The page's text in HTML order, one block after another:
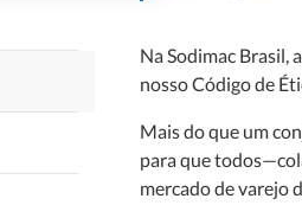
Na Sodimac Brasil,
nosso Código de
Mais do que um
para que
mercado de varejo